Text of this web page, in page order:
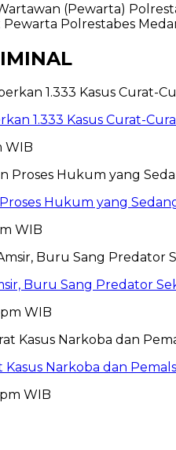
(Pewarta)
Polrestabes
1.333 Kasus Curat-
WIB
Hukum yang
WIB
Buru Sang Predator
WIB
Narkoba dan
WIB